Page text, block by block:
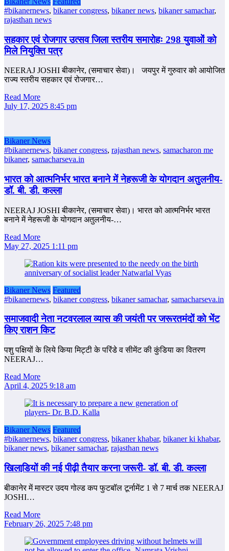
#bikanernews, bikaner congress, bikaner news, bikaner samachar,
rajasthan news
सहकार एवं रोजगार उत्सव जिला स्तरीय समारोहः 298 युवाओं को
मिले नियुक्ति पत्र
NEERAJ JOSHI बीकानेर, (समाचार सेवा)। जयपुर में गुरुवार को आयोजित
राज्य स्तरीय सहकार एवं रोजगार…
Read More
July 17, 2025 8:45 pm
Bikaner News
#bikanernews, bikaner congress, rajasthan news, samacharon me
bikaner, samacharseva.in
भारत को आत्मनिर्भर भारत बनाने में नेहरूजी के योगदान अतुलनीय-
डॉ. बी. डी. कल्ला
NEERAJ JOSHI बीकानेर, (समाचार सेवा)। भारत को आत्मनिर्भर भारत
बनाने में नेहरूजी के योगदान अतुलनीय-…
Read More
May 27, 2025 1:11 pm
Bikaner News Featured
#bikanernews, bikaner congress, bikaner samachar, samacharseva.in
समाजवादी नेता नटवरलाल व्यास की जयंती पर जरूरतमंदों को भेंट
किए राशन किट
पशु पक्षियों के लिये किया मिट्टी के परिंडे व सीमेंट की कुंडिया का वितरण
NEERAJ…
Read More
April 4, 2025 9:18 am
Bikaner News Featured
#bikanernews, bikaner congress, bikaner khabar, bikaner ki khabar,
bikaner news, bikaner samachar, rajasthan news
खिलाडि़यों की नई पीढ़ी तैयार करना जरूरी- डॉ. बी. डी. कल्‍ला
बीकानेर में मास्टर उदय गोल्ड कप फुटबॉल टूर्नामेंट 1 से 7 मार्च तक NEERAJ
JOSHI…
Read More
February 26, 2025 7:48 pm